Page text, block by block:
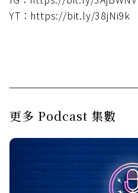
YT：https://bit.ly/38jNi9k
更多 Podcast 集數